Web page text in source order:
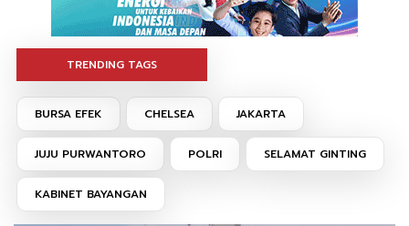
TRENDING TAGS
BURSA EFEK CHELSEA JAKARTA
JUJU PURWANTORO POLRI SELAMAT GINTING
KABINET BAYANGAN